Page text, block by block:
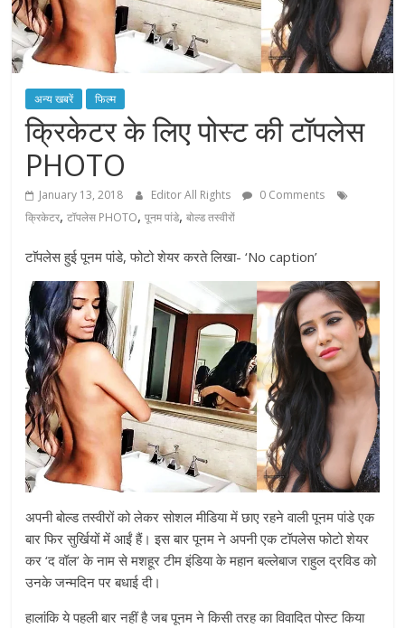
अन्य खबरें फिल्म
क्रिकेटर के लिए पोस्ट की टॉपलेस
PHOTO
January 13, 2018 Editor All Rights
0 Comments
क्रिकेटर,टॉपलेस PHOTO,पूनम पांडे,बोल्ड तस्वीरों
टाॅपलेस हुई पूनम पांडे, फोटो शेयर करते लिखा- ‘No caption’
अपनी बोल्ड तस्वीरों को लेकर सोशल मीडिया में छाए रहने वाली पूनम पांडे एक
बार फिर सुर्खियों में आईं हैं। इस बार पूनम ने अपनी एक टॉपलेस फोटो शेयर
कर ‘द वॉल’ के नाम से मशहूर टीम इंडिया के महान बल्लेबाज राहुल द्रविड को
उनके जन्मदिन पर बधाई दी।
हालांकि ये पहली बार नहीं है जब पूनम ने किसी तरह का विवादित पोस्ट किया